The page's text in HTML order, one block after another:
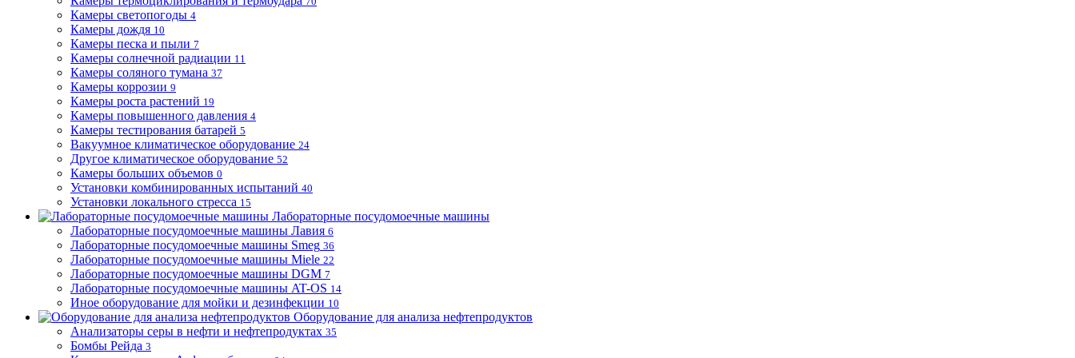
Камеры светопогоды 4
Камеры дождя 10
Камеры песка и пыли 7
Камеры солнечной радиации 11
Камеры соляного тумана 37
Камеры коррозии 9
Камеры роста растений 19
Камеры повышенного давления 4
Камеры тестирования батарей 5
Вакуумное климатическое оборудование 24
Другое климатическое оборудование 52
Камеры больших объемов 0
Установки комбинированных испытаний 40
Установки локального стресса 15
Лабораторные посудомоечные машины
Лабораторные посудомоечные машины Лавия 6
Лабораторные посудомоечные машины Smeg 36
Лабораторные посудомоечные машины Miele 22
Лабораторные посудомоечные машины DGM 7
Лабораторные посудомоечные машины AT-OS 14
Иное оборудование для мойки и дезинфекции 10
Оборудование для анализа нефтепродуктов
Анализаторы серы в нефти и нефтепродуктах 35
Бомбы Рейда 3